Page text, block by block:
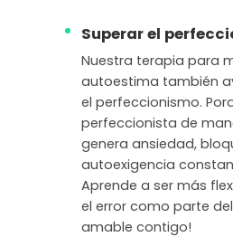
Superar el
Nuestra terapia para
autoestima también
el perfeccionismo.
perfeccionista de
genera ansiedad,
autoexigencia
Aprende a ser más
el error como parte del
amable contigo!